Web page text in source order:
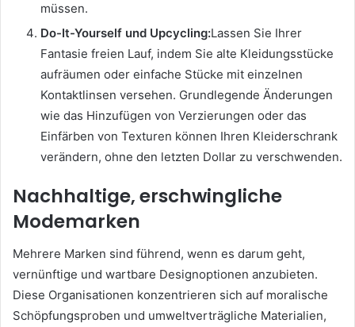
müssen.
Do-It-Yourself und Upcycling:Lassen Sie Ihrer
Fantasie freien Lauf, indem Sie alte Kleidungsstücke
aufräumen oder einfache Stücke mit einzelnen
Kontaktlinsen versehen. Grundlegende Änderungen
wie das Hinzufügen von Verzierungen oder das
Einfärben von Texturen können Ihren Kleiderschrank
verändern, ohne den letzten Dollar zu verschwenden.
Nachhaltige, erschwingliche
Modemarken
Mehrere Marken sind führend, wenn es darum geht,
vernünftige und wartbare Designoptionen anzubieten.
Diese Organisationen konzentrieren sich auf moralische
Schöpfungsproben und umweltverträgliche Materialien,